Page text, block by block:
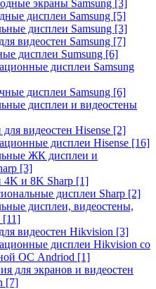
экраны Samsung [3]
дисплеи Samsung [5]
дисплеи Samsung [3]
видеостен Samsung [7]
дисплеи Sumsung [6]
дисплеи Samsung
дисплеи Samsung [6]
дисплеи и видеостены
видеостен Hisense [2]
дисплеи Hisense [16]
ЖК дисплеи и
[3]
4K и 8K Sharp [1]
дисплеи Sharp [2]
дисплеи, видеостены,
[11]
видеостен Hikvision [3]
дисплеи Hikvision со
ОС Andriod [1]
для экранов и видеостен
[7]